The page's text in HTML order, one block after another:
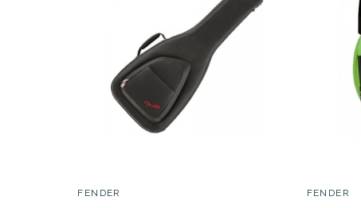
FENDER FENDER